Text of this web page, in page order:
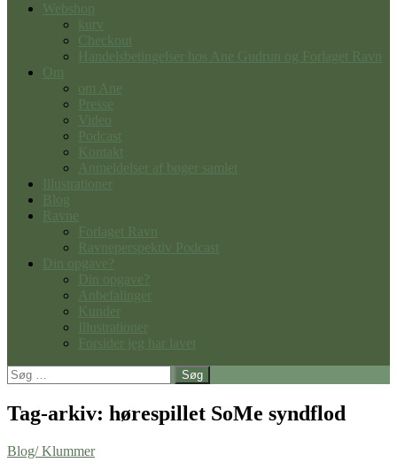
Om
Søg
efter:
Tag-arkiv: hørespillet SoMe syndflod
Blog/ Klummer